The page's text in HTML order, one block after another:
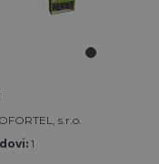
s.r.o.
1